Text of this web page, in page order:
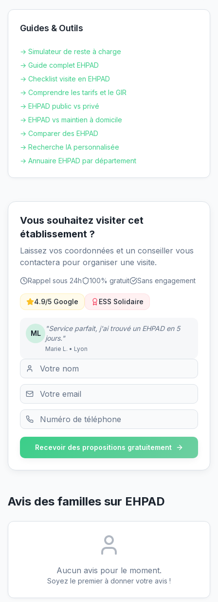
Guides & Outils
→ Simulateur de reste à charge
→ Guide complet EHPAD
→ Checklist visite en EHPAD
→ Comprendre les tarifs et le GIR
→ EHPAD public vs privé
→ EHPAD vs maintien à domicile
→ Comparer des EHPAD
→ Recherche IA personnalisée
→ Annuaire EHPAD par département
Vous souhaitez visiter cet
établissement ?
Laissez vos coordonnées et un conseiller vous
contactera pour organiser une visite.
Rappel sous 24h 100% gratuit Sans engagement
4.9/5 Google ESS Solidaire
ML
"Service parfait, j'ai trouvé un EHPAD en 5
jours."
Marie L. • Lyon
Recevoir des propositions gratuitement
Avis des familles sur EHPAD
Aucun avis pour le moment.
Soyez le premier à donner votre avis !